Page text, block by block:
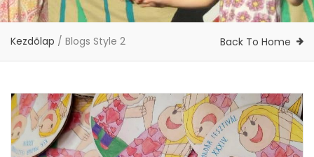
Kezdõlap / Blogs Style 2 Back To Home